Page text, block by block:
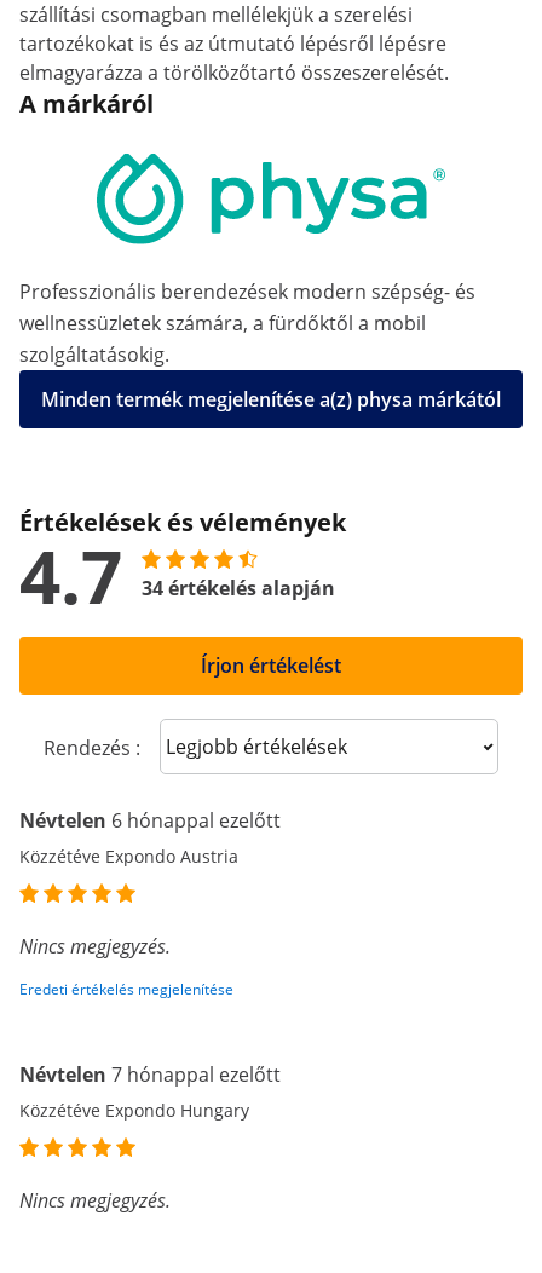
szállítási csomagban mellélekjük a szerelési
tartozékokat is és az útmutató lépésről lépésre
elmagyarázza a törölközőtartó összeszerelését.
A márkáról
Professzionális berendezések modern szépség- és
wellnessüzletek számára, a fürdőktől a mobil
szolgáltatásokig.
Minden termék megjelenítése a(z) physa márkától
Értékelések és vélemények
4.7 34 értékelés alapján
Írjon értékelést
Rendezés : Sort reviews
Névtelen 6 hónappal ezelőtt
Közzétéve Expondo Austria
Nincs megjegyzés.
Eredeti értékelés megjelenítése
Névtelen 7 hónappal ezelőtt
Közzétéve Expondo Hungary
Nincs megjegyzés.